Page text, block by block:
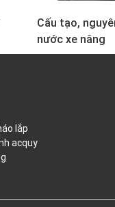
Cấu tạo,
nước xe nâng
lắp
acquy